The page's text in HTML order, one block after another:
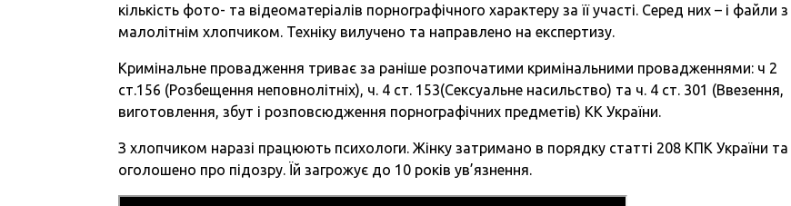
кількість фото- та відеоматеріалів порнографічного характеру за її участі. Серед них – і файли з
малолітнім хлопчиком. Техніку вилучено та направлено на експертизу.
Кримінальне провадження триває за раніше розпочатими кримінальними провадженнями: ч 2
ст.156 (Розбещення неповнолітніх), ч. 4 ст. 153(Сексуальне насильство) та ч. 4 ст. 301 (Ввезення,
виготовлення, збут і розповсюдження порнографічних предметів) КК України.
З хлопчиком наразі працюють психологи. Жінку затримано в порядку статті 208 КПК України та
оголошено про підозру. Їй загрожує до 10 років ув’язнення.